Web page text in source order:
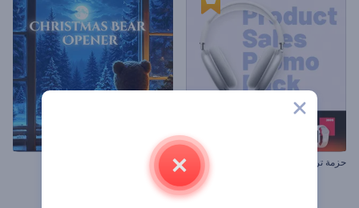
حزمة ترويج عروض المنتجات افتتاحية دببة الكريسماس